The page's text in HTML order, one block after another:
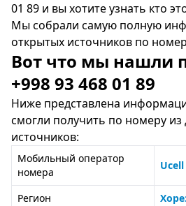
01 89 и вы хотите узнать кто
Мы собрали самую полную
открытых источников по
Вот что мы нашли
+998 93 468 01 89
Ниже представлена
смогли получить по номеру
источников:
Мобильный оператор
номера
Ucell
Регион